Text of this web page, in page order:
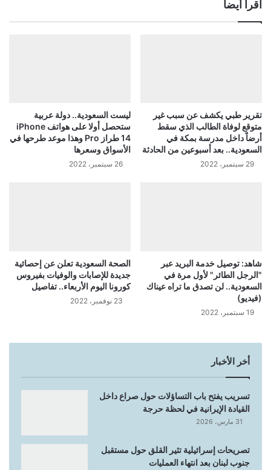
اقرأ أيضاً
تقرير طبي يكشف عن سبب غير
متوقع لوفاة الطالب الذي سقط
أرضاً داخل مدرسة بمكة في
السعودية.. بعد أسبوعين من الحادثة
29 سبتمبر، 2022
ليست السعودية.. دولة عربية
ستحصل أولا على هواتف iPhone
14 طراز Pro وهذا موعد طرحها في
الأسواق وسعرها
26 سبتمبر، 2022
شاهد: توصيل خدمة البريد عبر
"الرجل الطائر" لأول مرة في
السعودية.. لن تصدق ما تراه عيناك
(فيديو)
19 سبتمبر، 2022
الصحة السعودية تعلن عن إحصائية
جديدة للإصابات والوفيات بفيروس
كورونا اليوم الأربعاء.. تفاصيل
23 نوفمبر، 2022
أخر الأخبار
تسريب يفتح باب التساؤلات حول صراع داخل
القيادة الإيرانية في لحظة حرجة
31 مارس، 2026
تصريحات إسرائيلية تثير القلق حول مستقبل
جنوب لبنان بعد انتهاء العمليات